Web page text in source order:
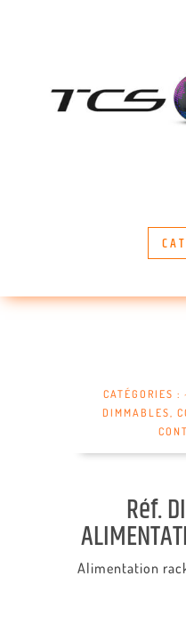
CATÉGORIES :
DIMMABLES,
Réf.
Alimentation